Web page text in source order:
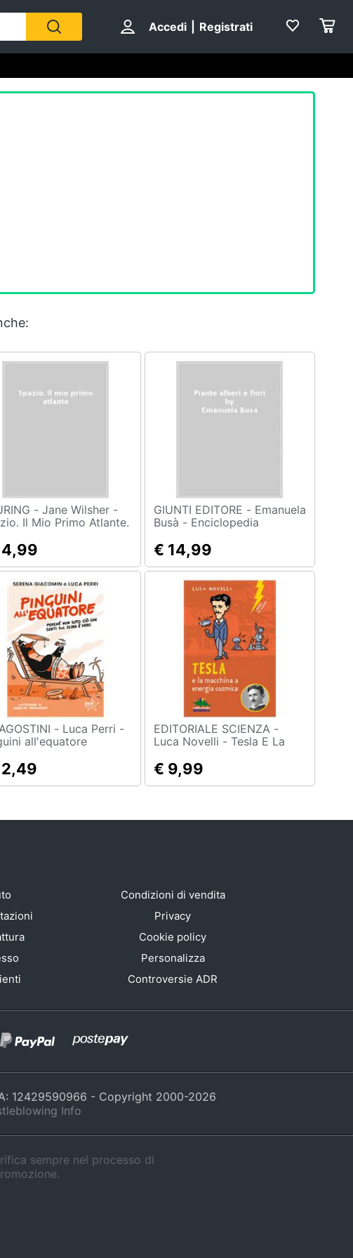
Accedi Registrati
- Jane Wilsher -
Il Mio Primo Atlante.
I Suoi Incredibili
Ediz. A Colori
GIUNTI EDITORE - Emanuela
Busà - Enciclopedia
fiori
€ 14,99
- Luca Perri -
all'equatore
EDITORIALE SCIENZA -
Luca Novelli - Tesla E La
Cosmica
€ 9,99
Condizioni di vendita
Privacy
Cookie policy
Personalizza
Controversie ADR
12429590966 - Copyright 2000-2026
Info
sempre nel processo di